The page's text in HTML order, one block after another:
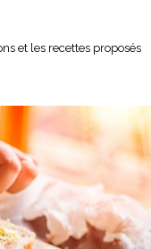
et les recettes proposés